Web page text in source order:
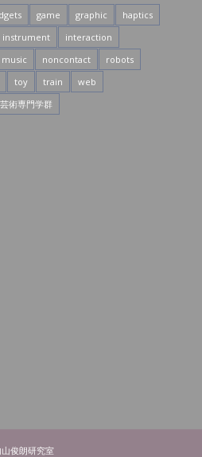
game graphic
haptics
instrument
interaction
music noncontact
robots
toy train
web
芸術専門学群
俊朗研究室